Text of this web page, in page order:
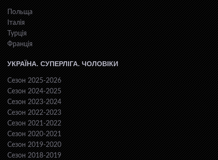
Польща
Італія
Турція
Франція
УКРАЇНА. СУПЕРЛІГА. ЧОЛОВІКИ
Сезон 2025-2026
Сезон 2024-2025
Сезон 2023-2024
Сезон 2022-2023
Сезон 2021-2022
Сезон 2020-2021
Сезон 2019-2020
Сезон 2018-2019